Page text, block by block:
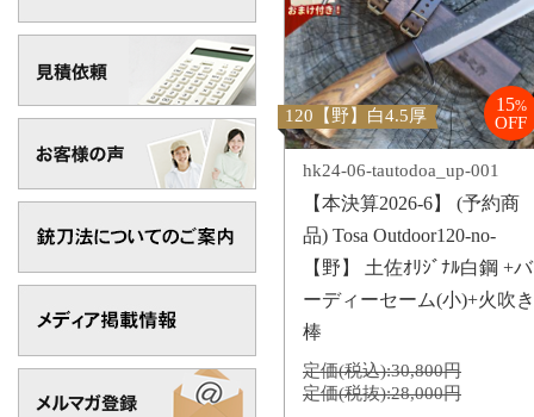
120【野】白4.5厚
15%
OFF
hk24-06-tautodoa_up-001
【本決算2026-6】 (予約商
品) Tosa Outdoor120-no-
【野】 土佐ｵﾘｼﾞﾅﾙ白鋼 +バ
ーディーセーム(小)+火吹き
棒
定価(税込):30,800円
定価(税抜):28,000円